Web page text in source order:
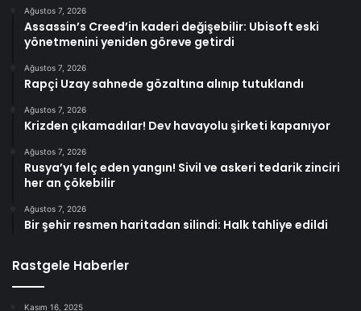
Ağustos 7, 2026
Assassin’s Creed’in kaderi değişebilir: Ubisoft eski
yönetmenini yeniden göreve getirdi
Ağustos 7, 2026
Rapçi Uzay sahnede gözaltına alınıp tutuklandı
Ağustos 7, 2026
Krizden çıkamadılar! Dev havayolu şirketi kapanıyor
Ağustos 7, 2026
Rusya’yı felç eden yangın! Sivil ve askeri tedarik zinciri
her an çökebilir
Ağustos 7, 2026
Bir şehir resmen haritadan silindi: Halk tahliye edildi
Rastgele Haberler
Kasım 16, 2025